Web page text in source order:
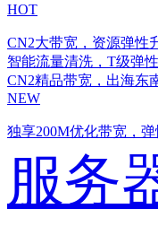
HOT
CN2大带宽，资源弹性
智能流量清洗，T级弹
CN2精品带宽，出海东
NEW
独享200M优化带宽，
服务